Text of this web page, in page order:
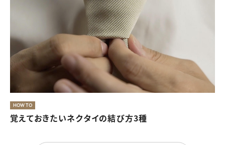
HOW TO
覚えておきたいネクタイの結び方3種
夏のレディースオフィスカジュアルは、素材と色で涼し
もっと見る